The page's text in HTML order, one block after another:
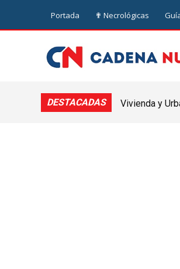
Portada ✟ Necrológicas
DESTACADAS
Vivienda y